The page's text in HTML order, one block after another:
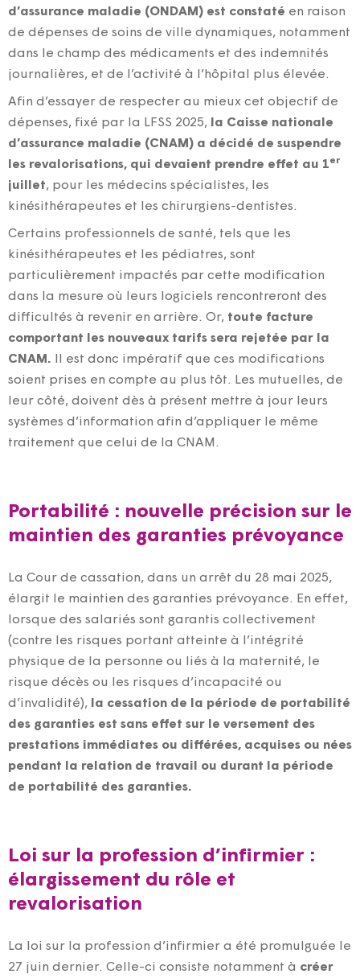
d’assurance maladie (ONDAM) est constaté en raison
de dépenses de soins de ville dynamiques, notamment
dans le champ des médicaments et des indemnités
journalières, et de l’activité à l’hôpital plus élevée.
Afin d’essayer de respecter au mieux cet objectif de
dépenses, fixé par la LFSS 2025,
la Caisse nationale
d’assurance maladie (CNAM) a décidé de suspendre
les revalorisations, qui devaient prendre effet au 1er
juillet, pour les médecins spécialistes, les
kinésithérapeutes et les chirurgiens-dentistes.
Certains professionnels de santé, tels que les
kinésithérapeutes et les pédiatres, sont
particulièrement impactés par cette modification
dans la mesure où leurs logiciels rencontreront des
difficultés à revenir en arrière. Or, toute facture
comportant les nouveaux tarifs sera rejetée par la
CNAM.
Il est donc impératif que ces modifications
soient prises en compte au plus tôt. Les mutuelles, de
leur côté, doivent dès à présent mettre à jour leurs
systèmes d’information afin d’appliquer le même
traitement que celui de la CNAM.
Portabilité : nouvelle précision sur le
maintien des garanties prévoyance
La Cour de cassation, dans un arrêt du 28 mai 2025,
élargit le maintien des garanties prévoyance. En effet,
lorsque des salariés sont garantis collectivement
(contre les risques portant atteinte à l’intégrité
physique de la personne ou liés à la maternité, le
risque décès ou les risques d’incapacité ou
d’invalidité),
la cessation de la période de portabilité
des garanties est sans effet sur le versement des
prestations immédiates ou différées, acquises ou nées
pendant la relation de travail ou durant la période
de portabilité des garanties.
Loi sur la profession d’infirmier :
élargissement du rôle et
revalorisation
La loi sur la profession d’infirmier a été promulguée le
27 juin dernier. Celle-ci consiste notamment à créer